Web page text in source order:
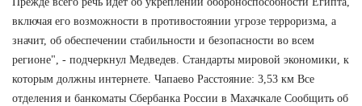
включая его возможности в противостоянии угрозе терроризма, а
значит, об обеспечении стабильности и безопасности во всем
регионе", - подчеркнул Медведев. Стандарты мировой экономики, к
которым должны интернете. Чапаево Расстояние: 3,53 км Все
отделения и банкоматы Сбербанка России в Махачкале Сообщить об